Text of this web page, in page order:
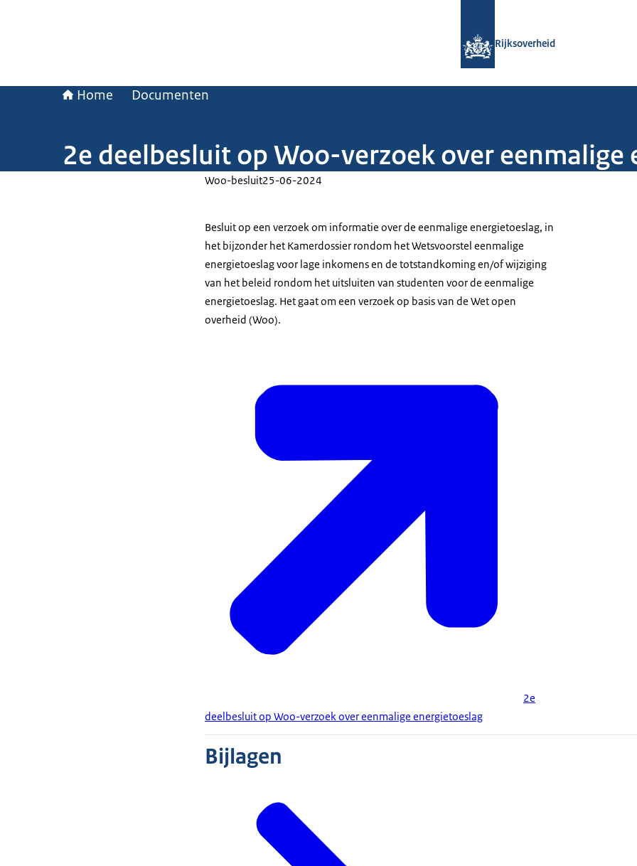
Rijksoverheid
Home Documenten
2e deelbesluit op Woo-verzoek over eenmalige
Woo-besluit25-06-2024
Besluit op een verzoek om informatie over de eenmalige energietoeslag, in
het bijzonder het Kamerdossier rondom het Wetsvoorstel eenmalige
energietoeslag voor lage inkomens en de totstandkoming en/of wijziging
van het beleid rondom het uitsluiten van studenten voor de eenmalige
energietoeslag. Het gaat om een verzoek op basis van de Wet open
overheid (Woo).
2e
deelbesluit op Woo-verzoek over eenmalige energietoeslag
Bijlagen